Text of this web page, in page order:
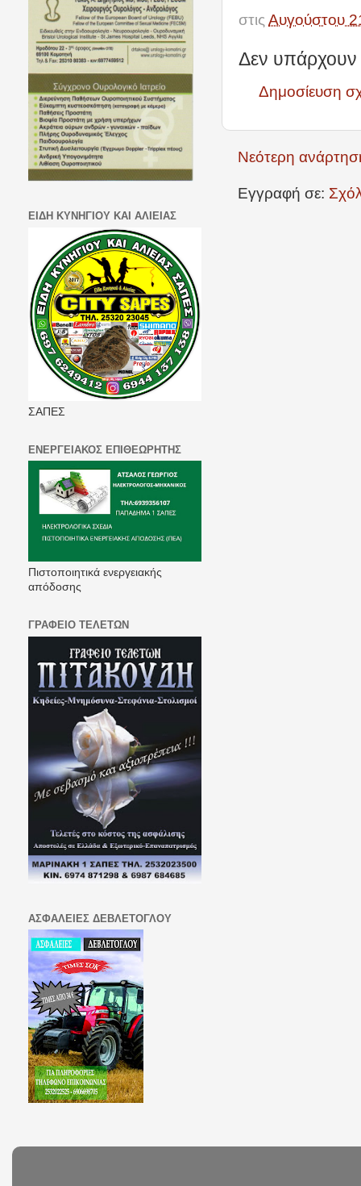
στις Αυγούστου
Δεν υπάρχουν
Δημοσίευση
Νεότερη
Εγγραφή σε:
ΕΙΔΗ ΚΥΝΗΓΙΟΥ ΚΑΙ ΑΛΙΕΙΑΣ
ΣΑΠΕΣ
ΕΝΕΡΓΕΙΑΚΟΣ ΕΠΙΘΕΩΡΗΤΗΣ
Πιστοποιητικά ενεργειακής
απόδοσης
ΓΡΑΦΕΙΟ ΤΕΛΕΤΩΝ
ΑΣΦΑΛΕΙΕΣ ΔΕΒΛΕΤΟΓΛΟΥ